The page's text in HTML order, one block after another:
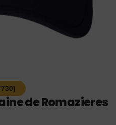
de Romazieres